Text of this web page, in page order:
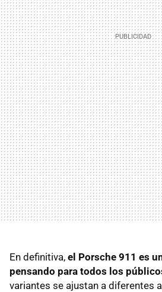
En definitiva, el Porsche 911 es
pensando para todos los
variantes se ajustan a diferentes